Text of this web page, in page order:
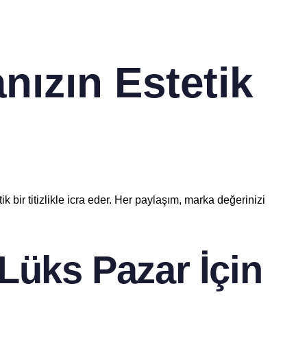
Estetik
bir titizlikle icra eder. Her paylaşım, marka değerinizi
Pazar İçin